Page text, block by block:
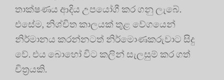
තාක්ෂණය ආදිය උපයෝගී කර ගනු ලැබේ.
එසේම, නිශ්චිත කාලයක් තුළ වේගයෙන්
නිර්මානය කරන්නටත් නිර්මාෙණකරුවාට සිදු
වේ. එය බොහෝ විට කලින් සැලසුම් කර ගත්
චිත්‍රයකි.